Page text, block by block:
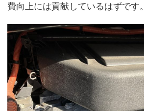
費向上には貢献しているはずです。